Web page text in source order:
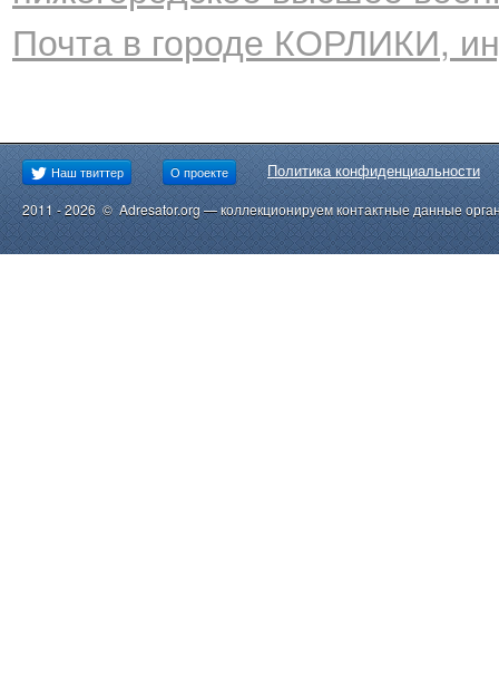
Почта в городе КОРЛИКИ,
Наш твиттер О проекте Политика конфиденциальности
2011 - 2026 © Adresator.org — коллекционируем контактные данные